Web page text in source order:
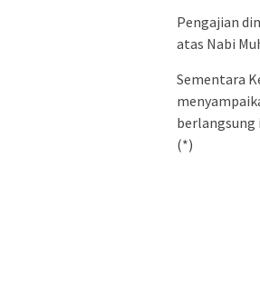
Pengajian
atas Nabi
Sementara
berlangsung
(*)